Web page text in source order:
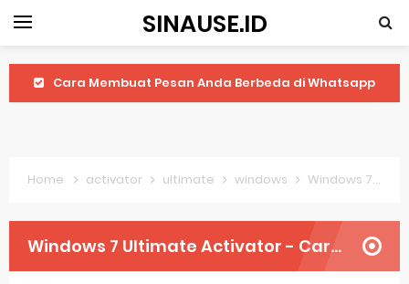
SINAUSE.ID
Cara Membuat Pesan Anda Berbeda di Whatsapp
Harga Laptop Acer Windows 10
Keytweak Windows 10
Home activator ultimate windows Windows 7 Ultimate Activator - Cara Aktivasi Windows 7 Ultimate
Windows 7 Ultimate Activator - Cara Aktivasi Windows 7 Ultimate